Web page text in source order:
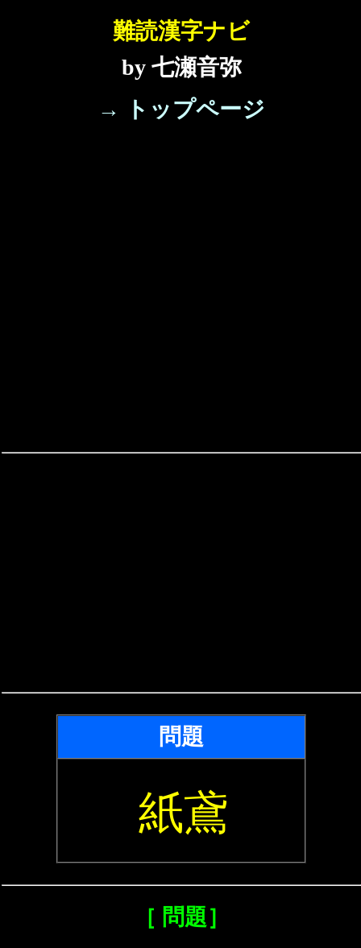
難読漢字ナビ
by 七瀬音弥
→ トップページ
問題
紙鳶
［ 問題］